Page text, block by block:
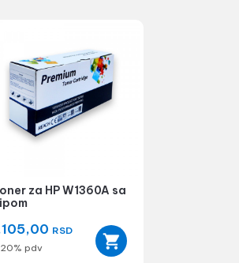
za HP W1360A sa
RSD
20% pdv